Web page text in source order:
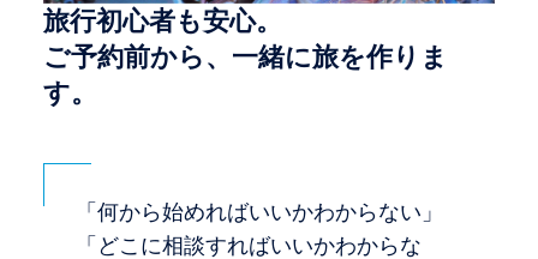
旅行初心者も安心。
ご予約前から、一緒に旅を作りま
す。
「何から始めればいいかわからない」
「どこに相談すればいいかわからな